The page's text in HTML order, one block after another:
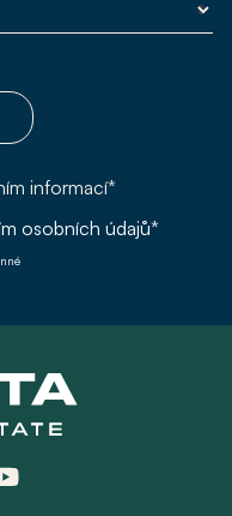
informací*
osobních údajů*